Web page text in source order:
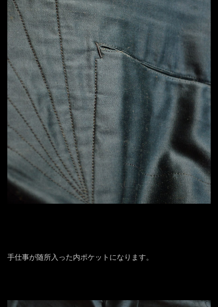
手仕事が随所入った内ポケットになります。